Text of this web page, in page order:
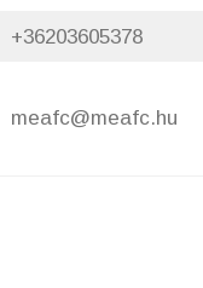
+36203605378
meafc@meafc.hu